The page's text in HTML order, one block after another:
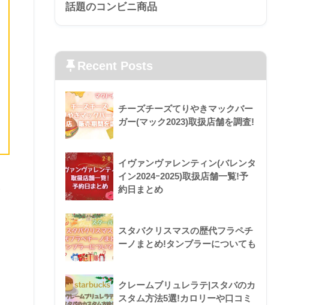
話題のコンビニ商品
Recent Posts
チーズチーズてりやきマックバー
ガー(マック2023)取扱店舗を調査!
イヴァンヴァレンティン(バレンタ
イン2024ｰ2025)取扱店舗一覧!予
約日まとめ
スタバクリスマスの歴代フラペチ
ーノまとめ!タンブラーについても
クレームブリュレラテ|スタバのカ
スタム方法5選!カロリーや口コミ